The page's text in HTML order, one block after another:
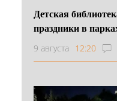
Детская
праздники в
9 августа 12:20